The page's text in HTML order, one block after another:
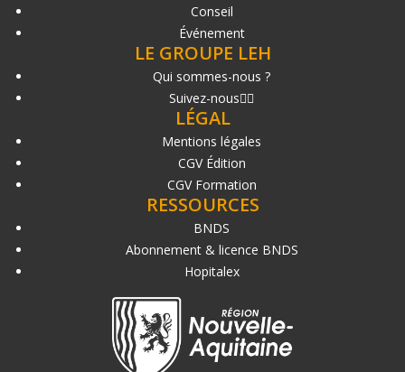
Conseil
Événement
LE GROUPE LEH
Qui sommes-nous ?
Suivez-nous
LÉGAL
Mentions légales
CGV Édition
CGV Formation
RESSOURCES
BNDS
Abonnement & licence BNDS
Hopitalex